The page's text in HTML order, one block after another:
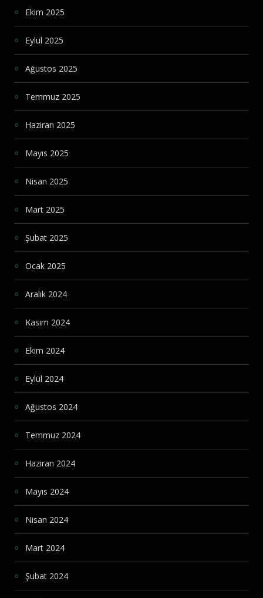
Ekim 2025
Eylül 2025
Ağustos 2025
Temmuz 2025
Haziran 2025
Mayıs 2025
Nisan 2025
Mart 2025
Şubat 2025
Ocak 2025
Aralık 2024
Kasım 2024
Ekim 2024
Eylül 2024
Ağustos 2024
Temmuz 2024
Haziran 2024
Mayıs 2024
Nisan 2024
Mart 2024
Şubat 2024